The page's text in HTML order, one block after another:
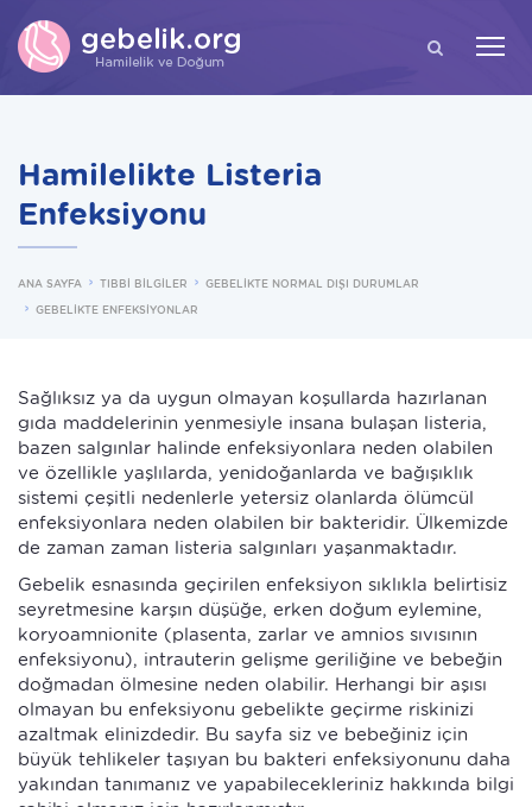
ARA
Hamilelikte Listeria
Enfeksiyonu
ANA SAYFA TIBBİ BİLGİLER
GEBELİKTE NORMAL DIŞI DURUMLAR
GEBELİKTE ENFEKSİYONLAR
Sağlıksız ya da uygun olmayan koşullarda hazırlanan
gıda maddelerinin yenmesiyle insana bulaşan listeria,
bazen salgınlar halinde enfeksiyonlara neden olabilen
ve özellikle yaşlılarda, yenidoğanlarda ve bağışıklık
sistemi çeşitli nedenlerle yetersiz olanlarda ölümcül
enfeksiyonlara neden olabilen bir bakteridir. Ülkemizde
de zaman zaman listeria salgınları yaşanmaktadır.
Gebelik esnasında geçirilen enfeksiyon sıklıkla belirtisiz
seyretmesine karşın düşüğe, erken doğum eylemine,
koryoamnionite (plasenta, zarlar ve amnios sıvısının
enfeksiyonu), intrauterin gelişme geriliğine ve bebeğin
doğmadan ölmesine neden olabilir. Herhangi bir aşısı
olmayan bu enfeksiyonu gebelikte geçirme riskinizi
azaltmak elinizdedir. Bu sayfa siz ve bebeğiniz için
büyük tehlikeler taşıyan bu bakteri enfeksiyonunu daha
yakından tanımanız ve yapabilecekleriniz hakkında bilgi